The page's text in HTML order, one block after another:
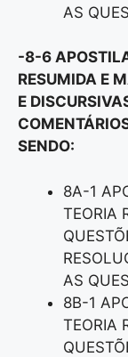
AS
-8-6
RESUMIDA E
E
SENDO:
8A-1
TEORIA
AS
8B-1
TEORIA